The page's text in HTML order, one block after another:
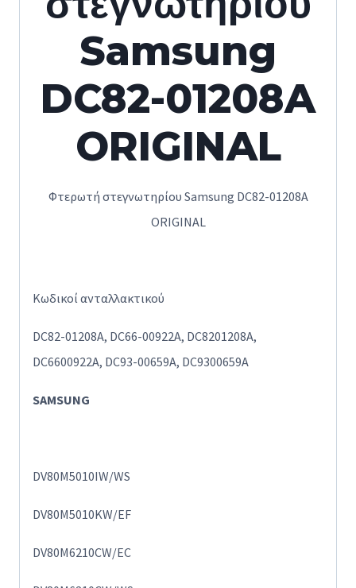
Samsung
DC82-01208A
ORIGINAL
Φτερωτή στεγνωτηρίου Samsung DC82-01208A
ORIGINAL
Κωδικοί ανταλλακτικού
DC82-01208A, DC66-00922A, DC8201208A,
DC6600922A, DC93-00659A, DC9300659A
SAMSUNG
DV80M5010IW/WS
DV80M5010KW/EF
DV80M6210CW/EC